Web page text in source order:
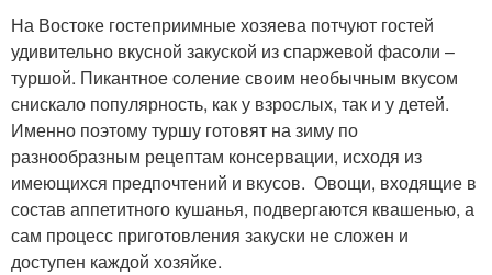
На Востоке гостеприимные хозяева потчуют гостей
удивительно вкусной закуской из спаржевой фасоли –
туршой. Пикантное соление своим необычным вкусом
снискало популярность, как у взрослых, так и у детей.
Именно поэтому туршу готовят на зиму по
разнообразным рецептам консервации, исходя из
имеющихся предпочтений и вкусов. Овощи, входящие в
состав аппетитного кушанья, подвергаются квашенью, а
сам процесс приготовления закуски не сложен и
доступен каждой хозяйке.